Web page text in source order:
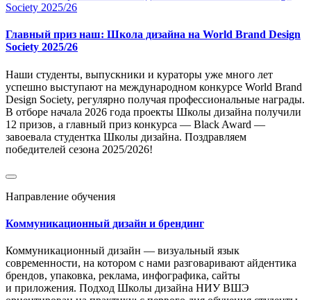
Главный приз наш: Школа дизайна на World Brand Design
Society 2025/26
Наши студенты, выпускники и кураторы уже много лет
успешно выступают на международном конкурсе World Brand
Design Society, регулярно получая профессиональные награды.
В отборе начала 2026 года проекты Школы дизайна получили
12 призов, а главный приз конкурса — Black Award —
завоевала студентка Школы дизайна. Поздравляем
победителей сезона 2025/2026!
Направление обучения
Коммуникационный дизайн и брендинг
Коммуникационный дизайн — визуальный язык
современности, на котором с нами разговаривают айдентика
брендов, упаковка, реклама, инфографика, сайты
и приложения. Подход Школы дизайна НИУ ВШЭ